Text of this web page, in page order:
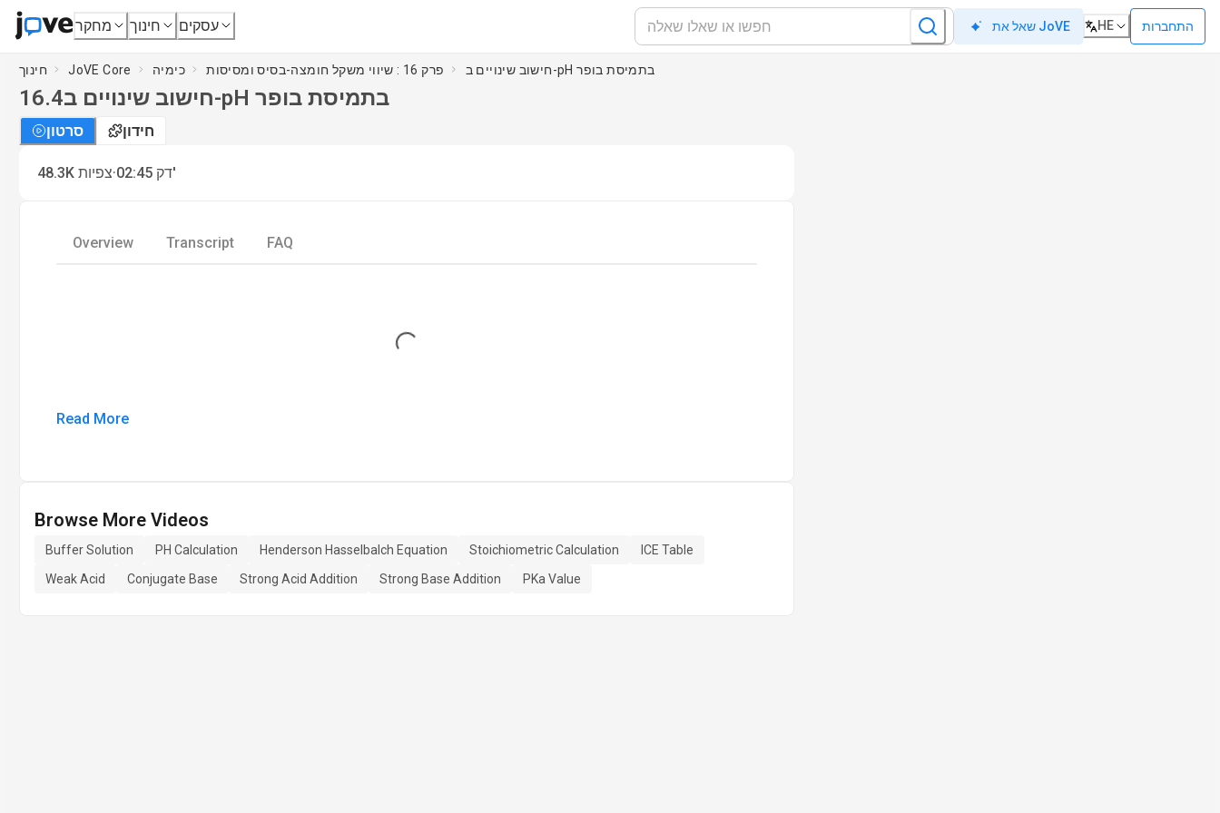
מחקר חינוך עסקים שאל את JoVE HE התחברות
חינוך JoVE Core כימיה פרק 16 : שיווי משקל חומצה-בסיס ומסיסות חישוב שינויים ב-pH בתמיסת בופר
16.4 חישוב שינויים ב-pH בתמיסת בופר
סרטון חידון
48.3K צפיות·02:45 דק'
Overview Transcript FAQ
Loading...
Read More
Browse More Videos
Buffer Solution PH Calculation Henderson Hasselbalch Equation Stoichiometric Calculation
ICE Table
Weak Acid
Conjugate Base Strong Acid Addition Strong Base Addition PKa Value